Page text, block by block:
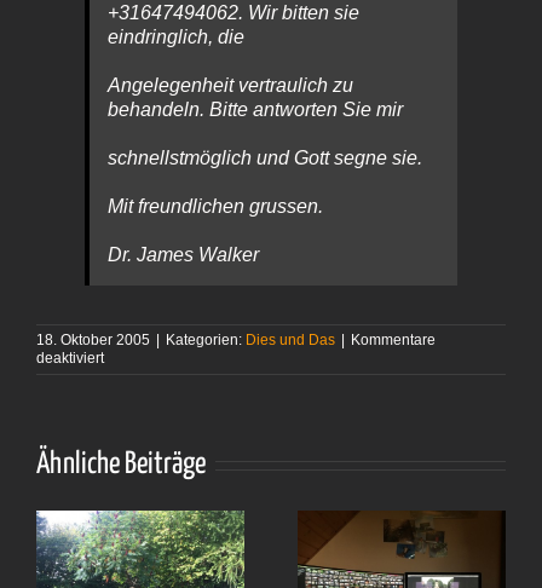
+31647494062. Wir bitten sie
eindringlich, die
Angelegenheit vertraulich zu
behandeln. Bitte antworten Sie mir
schnellstmöglich und Gott segne sie.
Mit freundlichen grussen.
Dr. James Walker
18. Oktober 2005 | Kategorien: Dies und Das | Kommentare
deaktiviertfür
Ähnliche Beiträge